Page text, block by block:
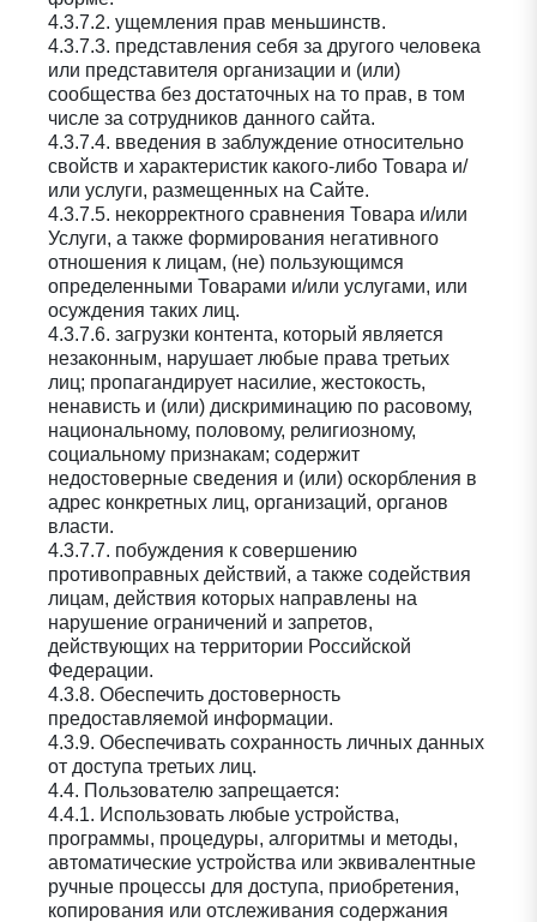
4.3.7.2. ущемления прав меньшинств.
4.3.7.3. представления себя за другого человека
или представителя организации и (или)
сообщества без достаточных на то прав, в том
числе за сотрудников данного сайта.
4.3.7.4. введения в заблуждение относительно
свойств и характеристик какого-либо Товара и/
или услуги, размещенных на Сайте.
4.3.7.5. некорректного сравнения Товара и/или
Услуги, а также формирования негативного
отношения к лицам, (не) пользующимся
определенными Товарами и/или услугами, или
осуждения таких лиц.
4.3.7.6. загрузки контента, который является
незаконным, нарушает любые права третьих
лиц; пропагандирует насилие, жестокость,
ненависть и (или) дискриминацию по расовому,
национальному, половому, религиозному,
социальному признакам; содержит
недостоверные сведения и (или) оскорбления в
адрес конкретных лиц, организаций, органов
власти.
4.3.7.7. побуждения к совершению
противоправных действий, а также содействия
лицам, действия которых направлены на
нарушение ограничений и запретов,
действующих на территории Российской
Федерации.
4.3.8. Обеспечить достоверность
предоставляемой информации.
4.3.9. Обеспечивать сохранность личных данных
от доступа третьих лиц.
4.4. Пользователю запрещается:
4.4.1. Использовать любые устройства,
программы, процедуры, алгоритмы и методы,
автоматические устройства или эквивалентные
ручные процессы для доступа, приобретения,
копирования или отслеживания содержания